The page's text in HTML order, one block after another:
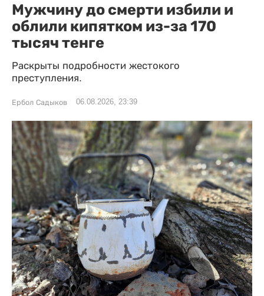
Мужчину до смерти избили и
облили кипятком из-за 170
тысяч тенге
Раскрыты подробности жестокого
преступления.
Ербол Садыков 06.08.2026, 23:39